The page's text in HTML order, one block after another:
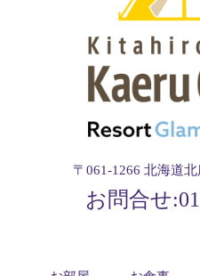
〒061-1266 北海道
お問合せ: